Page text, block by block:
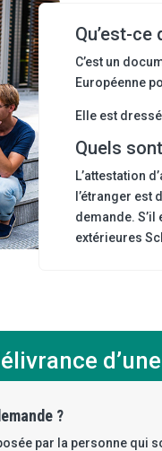
Qu’est-ce
C’est un
Européenne
Elle est
Quels
L’attestation
l’étranger est
demande.
extérieures
?
par la personne qui